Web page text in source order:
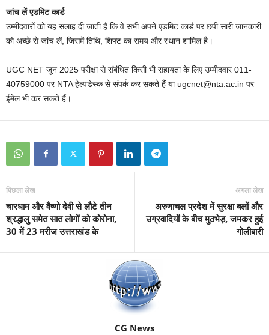
जांच लें एडमिट कार्ड
उम्मीदवारों को यह सलाह दी जाती है कि वे सभी अपने एडमिट कार्ड पर छपी सारी जानकारी
को अच्छे से जांच लें, जिसमें तिथि, शिफ्ट का समय और स्थान शामिल है।
UGC NET जून 2025 परीक्षा से संबंधित किसी भी सहायता के लिए उम्मीदवार 011-
40759000 पर NTA हेल्पडेस्क से संपर्क कर सकते हैं या ugcnet@nta.ac.in पर
ईमेल भी कर सकते हैं।
पिछला लेख
चारधाम और वैष्णो देवी से लौटे तीन
श्रद्धालु समेत सात लोगों को कोरोना,
30 में 23 मरीज उत्तराखंड के
अगला लेख
अरुणाचल प्रदेश में सुरक्षा बलों और
उग्रवादियों के बीच मुठभेड़, जमकर हुई
गोलीबारी
CG News